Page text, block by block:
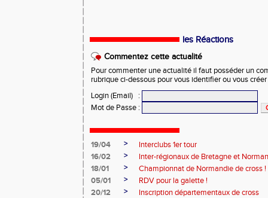
les Réactions
Commentez cette actualité
Pour commenter une actualité il faut posséder un
rubrique ci-dessous pour vous identifier ou vous
Login (Email)
:
Mot de Passe :
19/04 >
Interclubs 1er tour
16/02
>
Inter-régionaux de Bretagne et
18/01
>
Championnat de Normandie de cross !
05/01
>
RDV pour la galette !
20/12
>
Inscription départementaux de cross